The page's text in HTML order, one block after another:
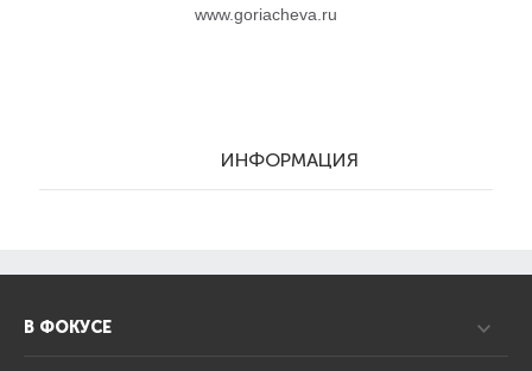
www.goriacheva.ru
ИНФОРМАЦИЯ
В ФОКУСЕ